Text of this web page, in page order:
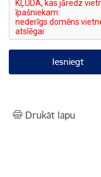
Drukāt lapu